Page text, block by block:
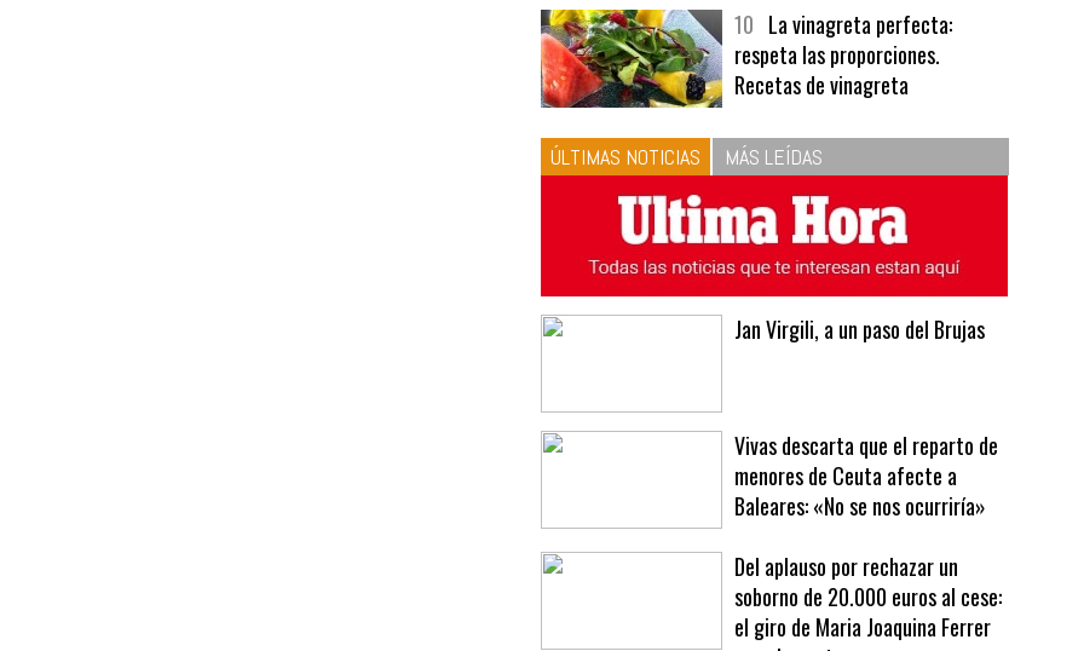
bavarois, tres recetas de premio |
Recetas y menús
respeta las proporciones.
Recetas de vinagreta
ÚLTIMAS NOTICIAS MÁS LEÍDAS
menores de Ceuta afecte a
Baleares: «No se nos ocurriría»